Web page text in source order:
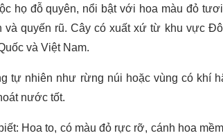
họ đỗ quyên, nổi bật với hoa màu đỏ
và quyến rũ. Cây có xuất xứ từ khu vực
và Việt Nam.
tự nhiên như rừng núi hoặc vùng có khí
nước tốt.
Hoa to, có màu đỏ rực rỡ, cánh hoa